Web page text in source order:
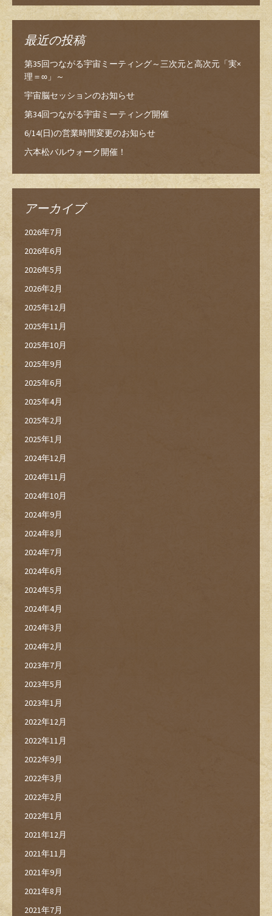
最近の投稿
第35回つながる宇宙ミーティング～三次元と高次元「実×
理＝∞」～
宇宙脳セッションのお知らせ
第34回つながる宇宙ミーティング開催
6/14(日)の営業時間変更のお知らせ
六本松バルウォーク開催！
アーカイブ
2026年7月
2026年6月
2026年5月
2026年2月
2025年12月
2025年11月
2025年10月
2025年9月
2025年6月
2025年4月
2025年2月
2025年1月
2024年12月
2024年11月
2024年10月
2024年9月
2024年8月
2024年7月
2024年6月
2024年5月
2024年4月
2024年3月
2024年2月
2023年7月
2023年5月
2023年1月
2022年12月
2022年11月
2022年9月
2022年3月
2022年2月
2022年1月
2021年12月
2021年11月
2021年9月
2021年8月
2021年7月